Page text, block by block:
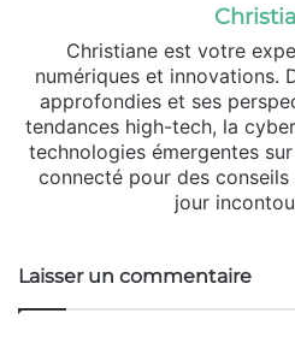
Christiane est votre
numériques et innovations.
approfondies et ses
tendances high-tech, la
technologies émergentes
connecté pour des
jour
Laisser un commentaire